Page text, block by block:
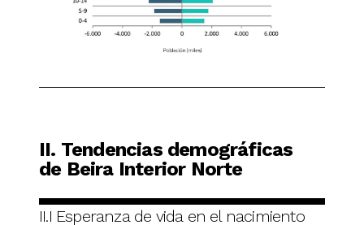
II. Tendencias demográficas
de Beira Interior Norte
II.I Esperanza de vida en el nacimiento